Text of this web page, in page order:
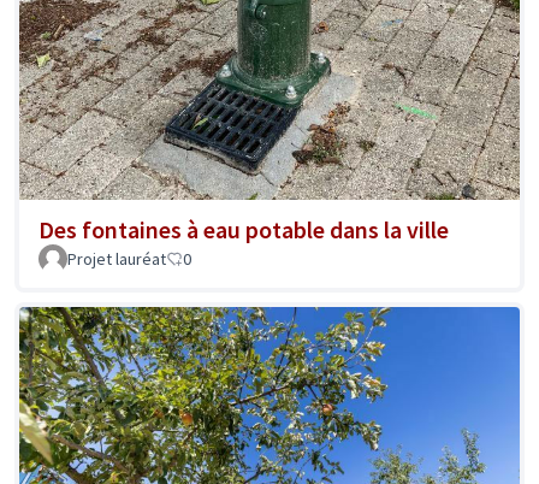
Des fontaines à eau potable dans la ville
Projet lauréat 0